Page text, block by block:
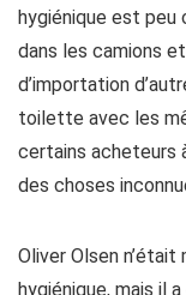
hygiénique est peu
dans les camions
d’importation
toilette avec les
certains acheteurs
des choses
Oliver Olsen
hygiénique, mais il